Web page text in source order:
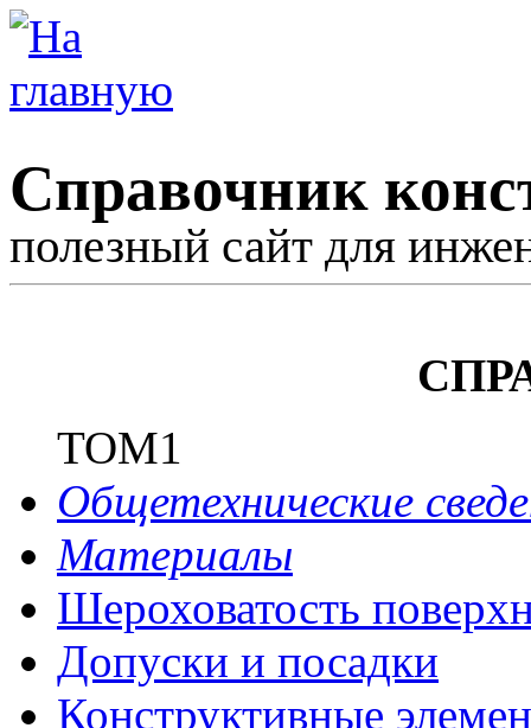
Справочник
полезный сайт для
ТОМ1
Общетехнические
Материалы
Шероховатость
Допуски и посадки
Конструктивные